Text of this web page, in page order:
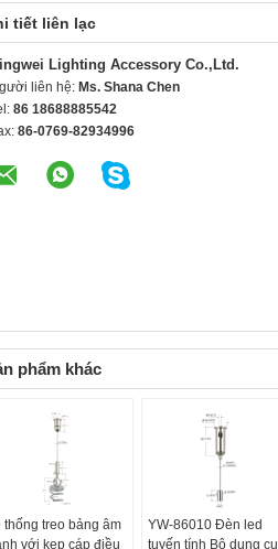
tiết liên lạc
Lighting Accessory Co.,Ltd.
liên hệ: Ms. Shana Chen
86 18688885542
86-0769-82934996
phẩm khác
thống treo bảng âm
với kẹp cáp điều
YW-86010 Đèn led
tuyến tính Bộ dụng cụ